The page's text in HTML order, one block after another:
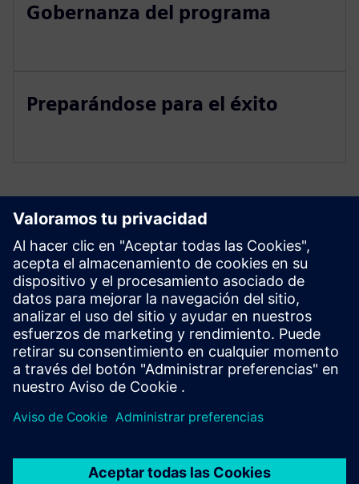
Gobernanza del programa
Preparándose para el éxito
Explora los recursos y los
productos relacionados
Requisitos previos